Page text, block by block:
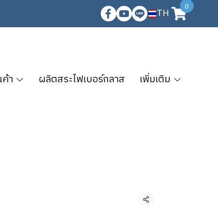
TH
0
า ผลิตสระไฟเบอร์กลาส เพิ่มเติม
แชร์